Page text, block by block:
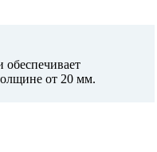
от 20 мм.